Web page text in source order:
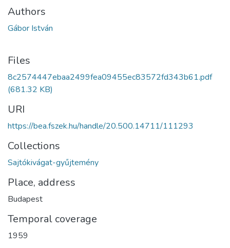
Authors
Gábor István
Files
8c2574447ebaa2499fea09455ec83572fd343b61.pdf
(681.32 KB)
URI
https://bea.fszek.hu/handle/20.500.14711/111293
Collections
Sajtókivágat-gyűjtemény
Place, address
Budapest
Temporal coverage
1959